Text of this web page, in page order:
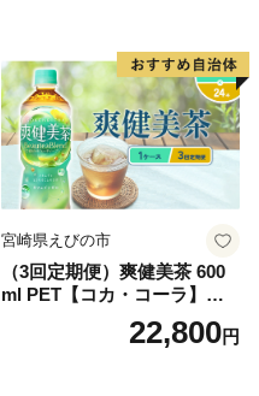
産 シリカ ミネラル 美容 備蓄
防災 長期保存 富士山 山梨県
忍野村
宮崎県えびの市
（3回定期便）爽健美茶 600
ml PET【コカ・コーラ】ペ
ットボトル 1ケース(24本) 定
期便 3回(72本) セット お茶
22,800円